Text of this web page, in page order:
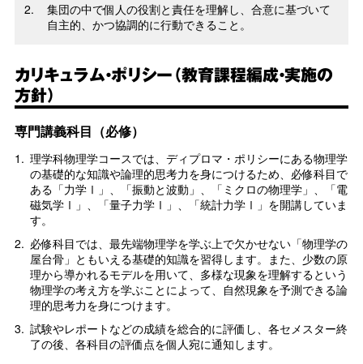
集団の中で個人の役割と責任を理解し、合意に基づいて
自主的、かつ協調的に行動できること。
カリキュラム・ポリシー（教育課程編成・実施の
方針）
専門講義科目（必修）
1. 理学科物理学コースでは、ディプロマ・ポリシーにある物理学
の基礎的な知識や論理的思考力を身につけるため、必修科目で
ある「力学Ⅰ」、「振動と波動」、「ミクロの物理学」、「電
磁気学Ⅰ」、「量子力学Ⅰ」、「統計力学Ⅰ」を開講していま
す。
2. 必修科目では、最先端物理学を学ぶ上で欠かせない「物理学の
屋台骨」ともいえる基礎的知識を習得します。また、少数の原
理から導かれるモデルを用いて、多様な現象を理解するという
物理学の考え方を学ぶことによって、自然現象を予測できる論
理的思考力を身につけます。
3. 試験やレポートなどの成績を総合的に評価し、各セメスター終
了の後、各科目の評価点を個人宛に通知します。